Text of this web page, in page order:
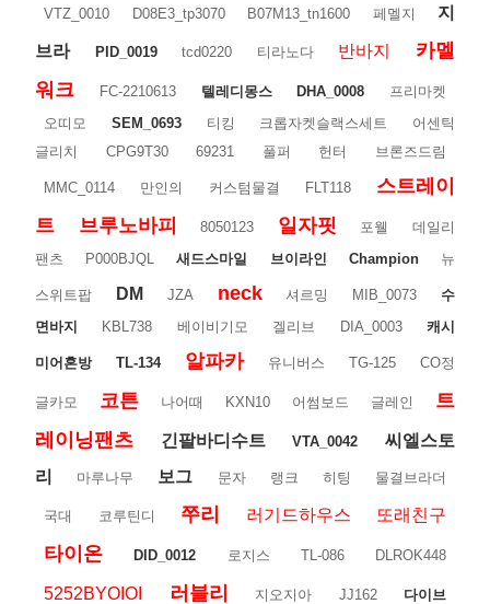
VTZ_0010 D08E3_tp3070 B07M13_tn1600 페멜지 지
브라 PID_0019 tcd0220 티라노다 반바지
카멜
워크
FC-2210613 텔레디몽스 DHA_0008
프리마켓
오띠모
SEM_0693 티킹 크롭자켓슬랙스세트
어센틱
글리치
CPG9T30 69231 풀퍼 헌터 브론즈드림
MMC_0114 만인의 커스텀물결 FLT118
스트레이
트
브루노바피 8050123 일자핏 포웰
데일리
팬츠
P000BJQL 새드스마일 브이라인 Champion 뉴
스위트팝 DM JZA neck 셔르밍 MIB_0073
수
면바지
KBL738 베이비기모 겔리브 DIA_0003 캐시
미어혼방 TL-134 알파카 유니버스 TG-125 CO정
글카모 코튼 나어때 KXN10 어썸보드 글레인
트
레이닝팬츠
긴팔바디수트 VTA_0042
씨엘스토
리
마루나무 보그 문자 랭크 히팅 물결브라더
국대 코루틴디 쭈리 러기드하우스 또래친구
타이온 DID_0012 로지스 TL-086 DLROK448
5252BYOIOI 러블리 지오지아 JJ162
다이브